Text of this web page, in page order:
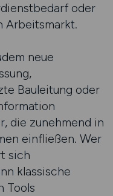
oder
Arbeitsmarkt.
neue
Bauleitung oder
die zunehmend in
einfließen. Wer
sich
klassische
Tools